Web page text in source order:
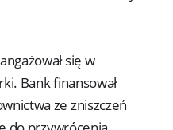
się w
Bank finansował
ze zniszczeń